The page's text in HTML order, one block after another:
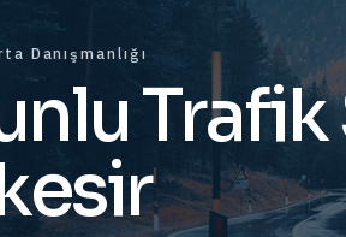
Danışmanlığı
Trafik